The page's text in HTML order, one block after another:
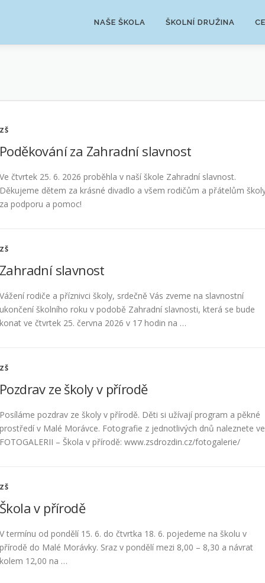
NAŠE ŠKOLA ŠKOLNÍ DRUŽINA
ZŠ
Poděkování za Zahradní slavnost
Ve čtvrtek 25. 6. 2026 proběhla v naší škole Zahradní slavnost.
Děkujeme dětem za krásné divadlo a všem rodičům a přátelům
za podporu a pomoc!
ZŠ
Zahradní slavnost
Vážení rodiče a příznivci školy, srdečně Vás zveme na slavnostní
ukončení školního roku v podobě Zahradní slavnosti, která se bude
konat ve čtvrtek 25. června 2026 v 17 hodin na …
ZŠ
Pozdrav ze školy v přírodě
Posíláme pozdrav ze školy v přírodě. Děti si užívají program a pěkné
prostředí v Malé Morávce. Fotografie z jednotlivých dnů naleznete ve
FOTOGALERII – Škola v přírodě: www.zsdrozdin.cz/fotogalerie/
ZŠ
Škola v přírodě
V termínu od pondělí 15. 6. do čtvrtka 18. 6. pojedeme na školu v
přírodě do Malé Morávky. Sraz v pondělí mezi 8,00 – 8,30 a návrat
kolem 12,00 na …